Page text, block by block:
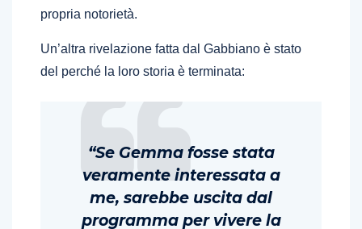
propria notorietà.
Un’altra rivelazione fatta dal Gabbiano è stato
del perché la loro storia è terminata:
“Se Gemma fosse stata
veramente interessata a
me, sarebbe uscita dal
programma per vivere la